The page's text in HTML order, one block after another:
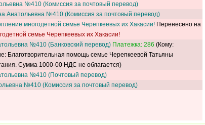
№410 (Комиссия за почтовый перевод)
Анатольевна №410 (Комиссия за почтовый перевод)
многодетной семье Черепкеевых их Хакасии! Перенесено на
семье Черепкеевых их Хакасии!
№410 (Банковский перевод) Платежка: 286 (Кому:
Благотворительная помощь семье Черепкеевой Татьяны
Сумма 1000-00 НДС не облагается)
№410 (Почтовый перевод)
№410 (Комиссия за почтовый перевод)